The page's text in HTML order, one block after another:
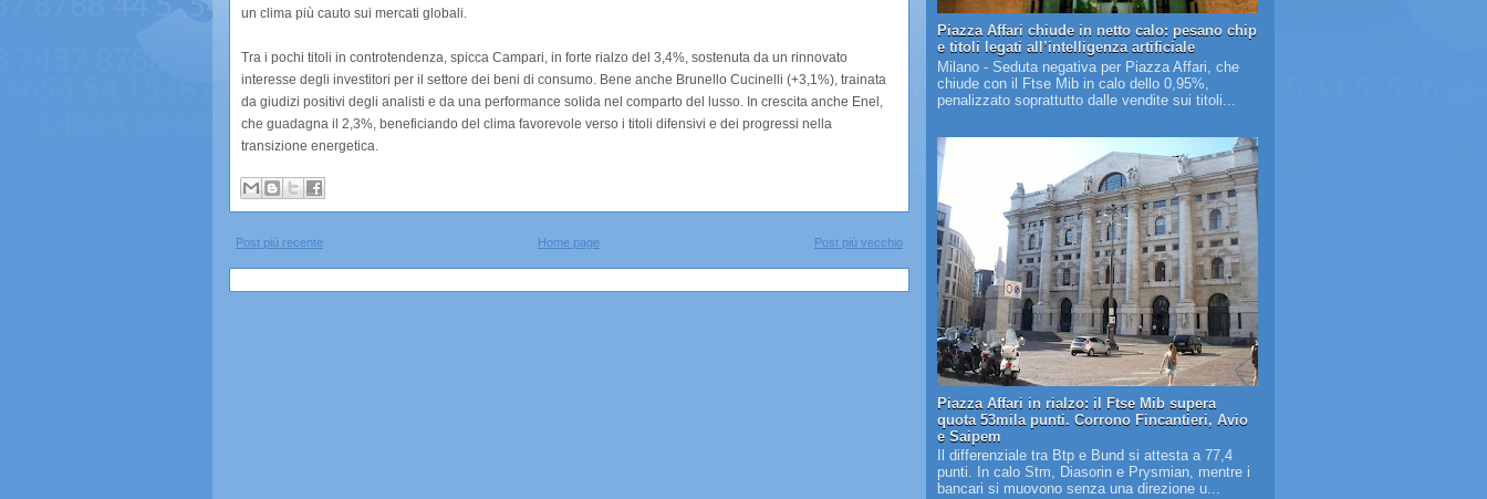
un clima più cauto sui mercati globali.
Tra i pochi titoli in controtendenza, spicca Campari, in forte rialzo del 3,4%, sostenuta da un rinnovato
interesse degli investitori per il settore dei beni di consumo. Bene anche Brunello Cucinelli (+3,1%), trainata
da giudizi positivi degli analisti e da una performance solida nel comparto del lusso. In crescita anche Enel,
che guadagna il 2,3%, beneficiando del clima favorevole verso i titoli difensivi e dei progressi nella
transizione energetica.
Post più recente Post più vecchio
Home page
Piazza Affari chiude in netto calo: pesano chip
e titoli legati all’intelligenza artificiale
Milano - Seduta negativa per Piazza Affari, che
chiude con il Ftse Mib in calo dello 0,95%,
penalizzato soprattutto dalle vendite sui titoli...
Piazza Affari in rialzo: il Ftse Mib supera
quota 53mila punti. Corrono Fincantieri, Avio
e Saipem
Il differenziale tra Btp e Bund si attesta a 77,4
punti. In calo Stm, Diasorin e Prysmian, mentre i
bancari si muovono senza una direzione u...